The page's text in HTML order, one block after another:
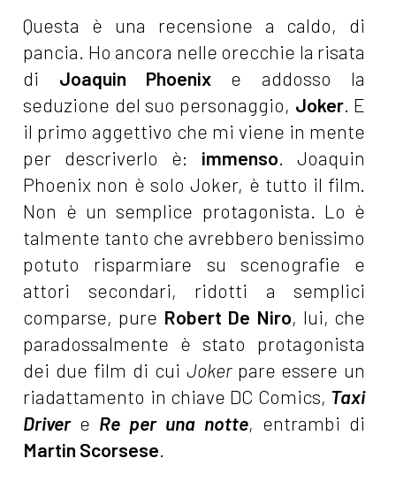
Questa è una recensione a caldo, di
pancia. Ho ancora nelle orecchie la risata
di Joaquin Phoenix e addosso la
seduzione del suo personaggio, Joker. E
il primo aggettivo che mi viene in mente
per descriverlo è: immenso. Joaquin
Phoenix non è solo Joker, è tutto il film.
Non è un semplice protagonista. Lo è
talmente tanto che avrebbero benissimo
potuto risparmiare su scenografie e
attori secondari, ridotti a semplici
comparse, pure Robert De Niro, lui, che
paradossalmente è stato protagonista
dei due film di cui Jokerpare essere un
riadattamento in chiave DC Comics, Taxi
Drivere Re per una notte, entrambi di
Martin Scorsese.